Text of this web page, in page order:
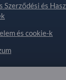
Szerződési és
és cookie-k